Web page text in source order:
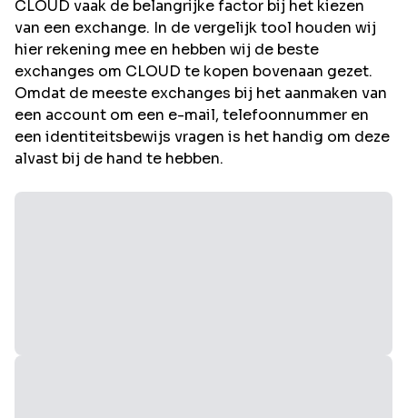
CLOUD vaak de belangrijke factor bij het kiezen
van een exchange. In de vergelijk tool houden wij
hier rekening mee en hebben wij de beste
exchanges om CLOUD te kopen bovenaan gezet.
Omdat de meeste exchanges bij het aanmaken van
een account om een e-mail, telefoonnummer en
een identiteitsbewijs vragen is het handig om deze
alvast bij de hand te hebben.